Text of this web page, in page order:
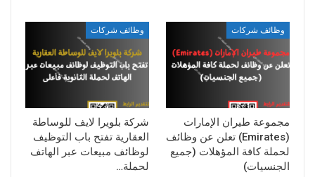
وظائف شركات
مجموعة طيران الإمارات
(Emirates) تعلن عن وظائف
لحملة كافة المؤهلات (جميع
الجنسيات)
وظائف شركات
شركة بلويرا لايف للوساطة
العقارية تفتح باب التوظيف
لوظائف مبيعات عبر الهاتف
لحملة…